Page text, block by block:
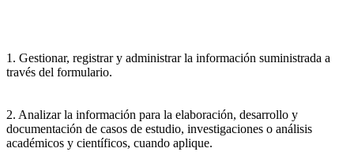
1. Gestionar, registrar y administrar la información suministrada a
través del formulario.
2. Analizar la información para la elaboración, desarrollo y
documentación de casos de estudio, investigaciones o análisis
académicos y científicos, cuando aplique.